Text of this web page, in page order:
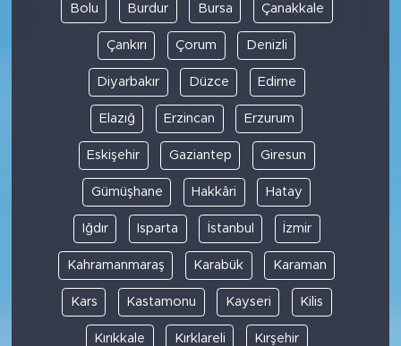
Bolu Burdur Bursa Çanakkale
Çankırı Çorum Denizli
Diyarbakır Düzce Edirne
Elazığ Erzincan Erzurum
Eskişehir Gaziantep Giresun
Gümüşhane Hakkâri Hatay
Iğdır Isparta İstanbul İzmir
Kahramanmaraş Karabük Karaman
Kars Kastamonu Kayseri Kilis
Kırıkkale Kırklareli Kırşehir